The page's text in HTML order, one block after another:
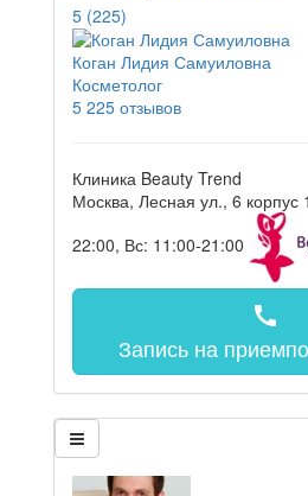
5 (225)
Коган Лидия Самуиловна
Косметолог
5 225 отзывов
Клиника Beauty Trend
Москва, Лесная ул., 6 корпус 1
22:00, Вс: 11:00-21:00
call
Запись на прием